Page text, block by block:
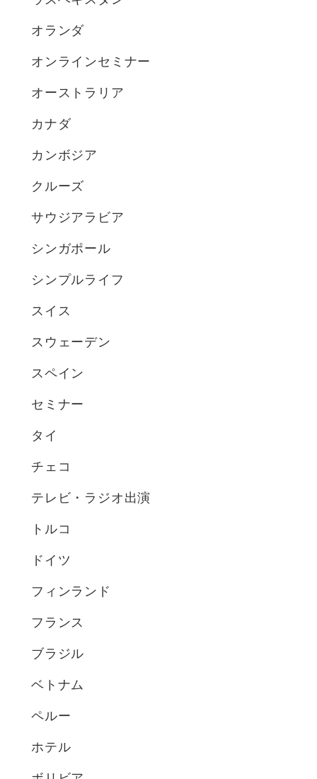
オランダ
オンラインセミナー
オーストラリア
カナダ
カンボジア
クルーズ
サウジアラビア
シンガポール
シンプルライフ
スイス
スウェーデン
スペイン
セミナー
タイ
チェコ
テレビ・ラジオ出演
トルコ
ドイツ
フィンランド
フランス
ブラジル
ベトナム
ペルー
ホテル